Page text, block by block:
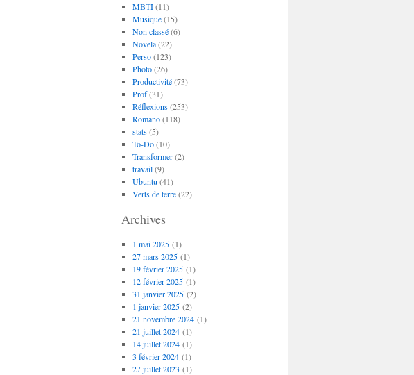
MBTI(11)
Musique(15)
Non classé(6)
Novela(22)
Perso(123)
Photo(26)
Productivité(73)
Prof(31)
Réflexions(253)
Romano(118)
stats(5)
To-Do(10)
Transformer(2)
travail(9)
Ubuntu (41)
Verts de terre(22)
Archives
1 mai 2025(1)
27 mars 2025(1)
19 février 2025(1)
12 février 2025(1)
31 janvier 2025(2)
1 janvier 2025(2)
21 novembre 2024(1)
21 juillet 2024(1)
14 juillet 2024(1)
3 février 2024(1)
27 juillet 2023 (1)